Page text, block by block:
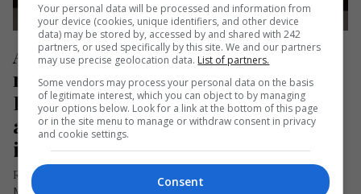
Adolescentă româncă, declarată cea
mai frumoasă din Marea Britanie.
Rebecca va reprezenta această țară
anul viitor la o competiție
internațională de modeling
Rebecca Tentea, o adolescentă româncă stabilită în Wembley,
Your personal data will be processed and information from
your device (cookies, unique identifiers, and other device
data) may be stored by, accessed by and shared with 242
partners, or used specifically by this site. We and our partners
may use precise geolocation data. List of partners.
Some vendors may process your personal data on the basis
of legitimate interest, which you can object to by managing
your options below. Look for a link at the bottom of this page
or in the site menu to manage or withdraw consent in privacy
and cookie settings.
Consent